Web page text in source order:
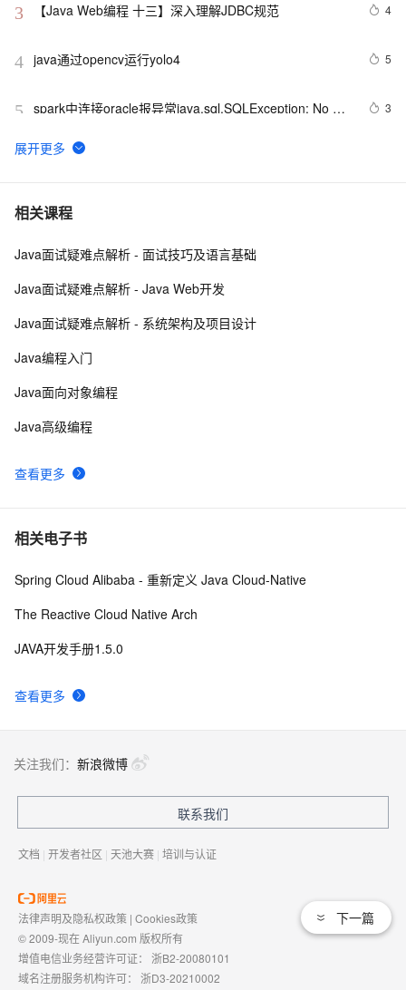
3 【Java Web编程 十三】深入理解JDBC规范 4
4 java通过opencv运行yolo4 5
5 spark中连接oracle报异常java.sql.SQLException: No
3
6 二叉树 - 建立与遍历使用Java
7 Java 图书管理系统详解
8 Kubernetes官方java客户端之七：patch操作
10java 中的多线程   内部类实现 数据共享 和 Runnable
相关课程
查看更多
Java面试疑难点解析 - 面试技巧及语言基础
Java面试疑难点解析 - Java Web开发
Java面试疑难点解析 - 系统架构及项目设计
Java编程入门
Java面向对象编程
Java高级编程
相关电子书
查看更多
Spring Cloud Alibaba - 重新定义 Java Cloud-Native
The Reactive Cloud Native Arch
JAVA开发手册1.5.0
下一篇
关注我们： 新浪微博
联系我们
文档 | 开发者社区 | 天池大赛 | 培训与认证
法律声明及隐私权政策 | Cookies政策
© 2009-现在 Aliyun.com 版权所有
增值电信业务经营许可证： 浙B2-20080101
域名注册服务机构许可： 浙D3-20210002